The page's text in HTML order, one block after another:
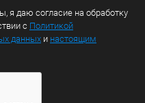
я даю согласие на обработку
с Политикой
данных и настоящим